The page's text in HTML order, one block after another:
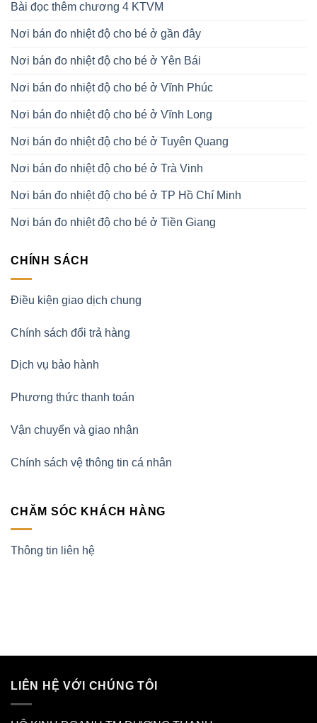
Bài đọc thêm chương 4 KTVM
Nơi bán đo nhiệt độ cho bé ở gần đây
Nơi bán đo nhiệt độ cho bé ở Yên Bái
Nơi bán đo nhiệt độ cho bé ở Vĩnh Phúc
Nơi bán đo nhiệt độ cho bé ở Vĩnh Long
Nơi bán đo nhiệt độ cho bé ở Tuyên Quang
Nơi bán đo nhiệt độ cho bé ở Trà Vinh
Nơi bán đo nhiệt độ cho bé ở TP Hồ Chí Minh
Nơi bán đo nhiệt độ cho bé ở Tiền Giang
CHÍNH SÁCH
Điều kiện giao dịch chung
Chính sách đổi trả hàng
Dịch vụ bảo hành
Phương thức thanh toán
Vận chuyển và giao nhận
Chính sách vệ thông tin cá nhân
CHĂM SÓC KHÁCH HÀNG
Thông tin liên hệ
LIÊN HỆ VỚI CHÚNG TÔI